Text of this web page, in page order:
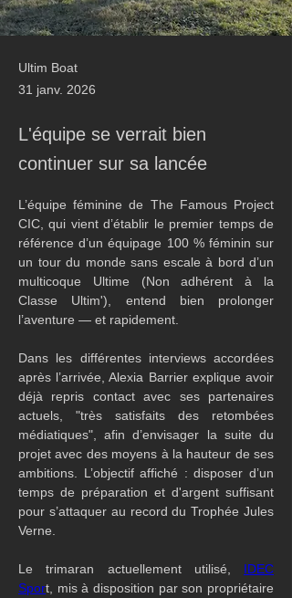
Ultim Boat
31 janv. 2026
L'équipe se verrait bien
continuer sur sa lancée
L’équipe féminine de The Famous Project
CIC, qui vient d’établir le premier temps de
référence d’un équipage 100 % féminin sur
un tour du monde sans escale à bord d’un
multicoque Ultime (Non adhérent à la
Classe Ultim'), entend bien prolonger
l’aventure — et rapidement.
Dans les différentes interviews accordées
après l’arrivée, Alexia Barrier explique avoir
déjà repris contact avec ses partenaires
actuels, "très satisfaits des retombées
médiatiques", afin d’envisager la suite du
projet avec des moyens à la hauteur de ses
ambitions. L’objectif affiché : disposer d’un
temps de préparation et d'argent suffisant
pour s’attaquer au record du Trophée Jules
Verne.
Le trimaran actuellement utilisé, IDEC
Sport, mis à disposition par son propriétaire